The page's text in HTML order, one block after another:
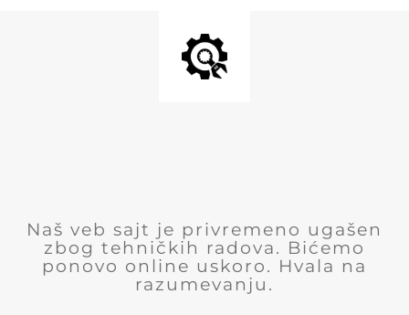
Naš veb sajt je privremeno ugašen
zbog tehničkih radova. Bićemo
ponovo online uskoro. Hvala na
razumevanju.